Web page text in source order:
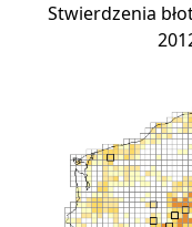
Stwierdzenia